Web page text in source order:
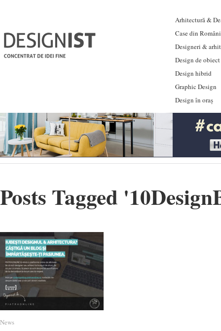
Arhitectură &
Case din
Designeri &
Design de obiect
Design hibrid
Graphic Design
Design în oraș
Posts Tagged '
News
News